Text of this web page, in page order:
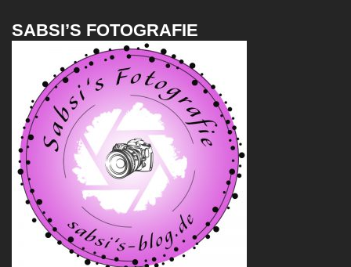
SABSI’S FOTOGRAFIE